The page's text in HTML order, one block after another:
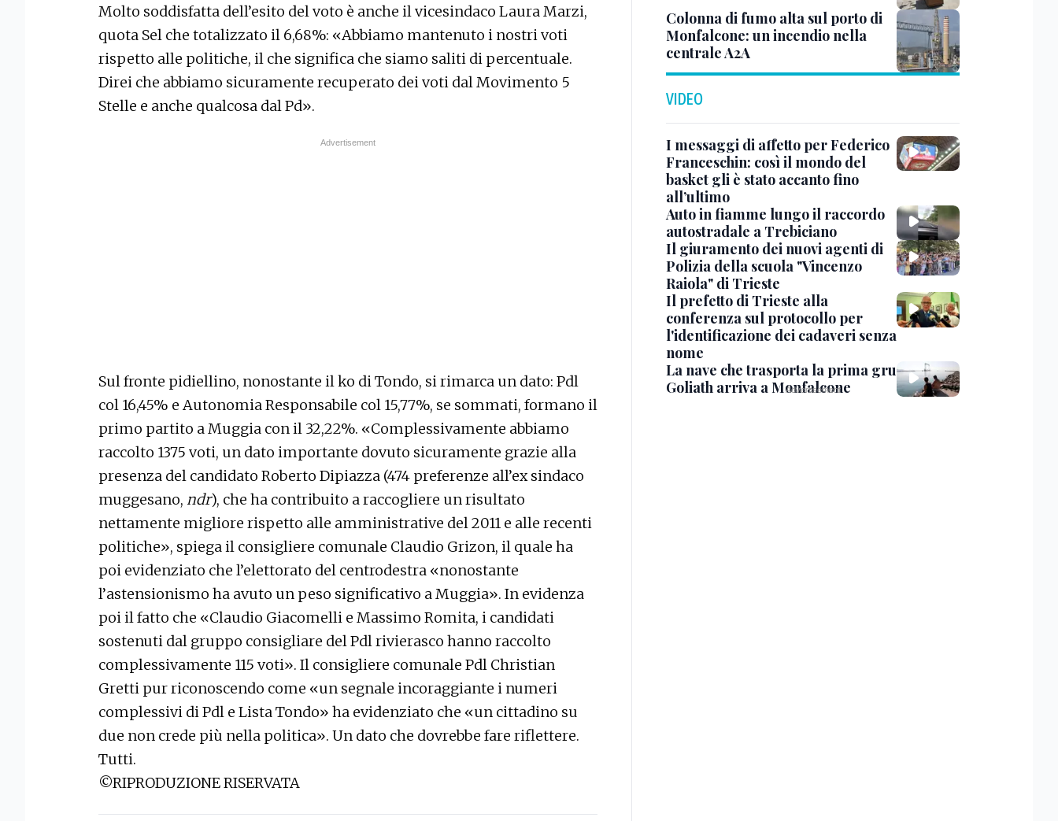
Molto soddisfatta dell’esito del voto è anche il vicesindaco Laura Marzi,
quota Sel che totalizzato il 6,68%: «Abbiamo mantenuto i nostri voti
rispetto alle politiche, il che significa che siamo saliti di percentuale.
Direi che abbiamo sicuramente recuperato dei voti dal Movimento 5
Stelle e anche qualcosa dal Pd».
Sul fronte pidiellino, nonostante il ko di Tondo, si rimarca un dato: Pdl
col 16,45% e Autonomia Responsabile col 15,77%, se sommati, formano il
primo partito a Muggia con il 32,22%. «Complessivamente abbiamo
raccolto 1375 voti, un dato importante dovuto sicuramente grazie alla
presenza del candidato Roberto Dipiazza (474 preferenze all’ex sindaco
muggesano, ndr), che ha contribuito a raccogliere un risultato
nettamente migliore rispetto alle amministrative del 2011 e alle recenti
politiche», spiega il consigliere comunale Claudio Grizon, il quale ha
poi evidenziato che l’elettorato del centrodestra «nonostante
l’astensionismo ha avuto un peso significativo a Muggia». In evidenza
poi il fatto che «Claudio Giacomelli e Massimo Romita, i candidati
sostenuti dal gruppo consigliare del Pdl rivierasco hanno raccolto
complessivamente 115 voti». Il consigliere comunale Pdl Christian
Gretti pur riconoscendo come «un segnale incoraggiante i numeri
complessivi di Pdl e Lista Tondo» ha evidenziato che «un cittadino su
due non crede più nella politica». Un dato che dovrebbe fare riflettere.
Tutti.
©RIPRODUZIONE RISERVATA
Colonna di fumo alta sul porto di
Monfalcone: un incendio nella
centrale A2A
VIDEO
I messaggi di affetto per Federico
Franceschin: così il mondo del
basket gli è stato accanto fino
all’ultimo
Auto in fiamme lungo il raccordo
autostradale a Trebiciano
Il giuramento dei nuovi agenti di
Polizia della scuola "Vincenzo
Raiola" di Trieste
Il prefetto di Trieste alla
conferenza sul protocollo per
l'identificazione dei cadaveri senza
nome
La nave che trasporta la prima gru
Goliath arriva a Monfalcone